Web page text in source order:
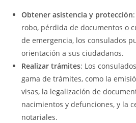
Obtener asistencia y protección
robo, pérdida de documentos o
de emergencia, los consulados
orientación a sus ciudadanos.
Realizar trámites: Los
gama de trámites, como la
visas, la legalización de
nacimientos y defunciones, y la
notariales.